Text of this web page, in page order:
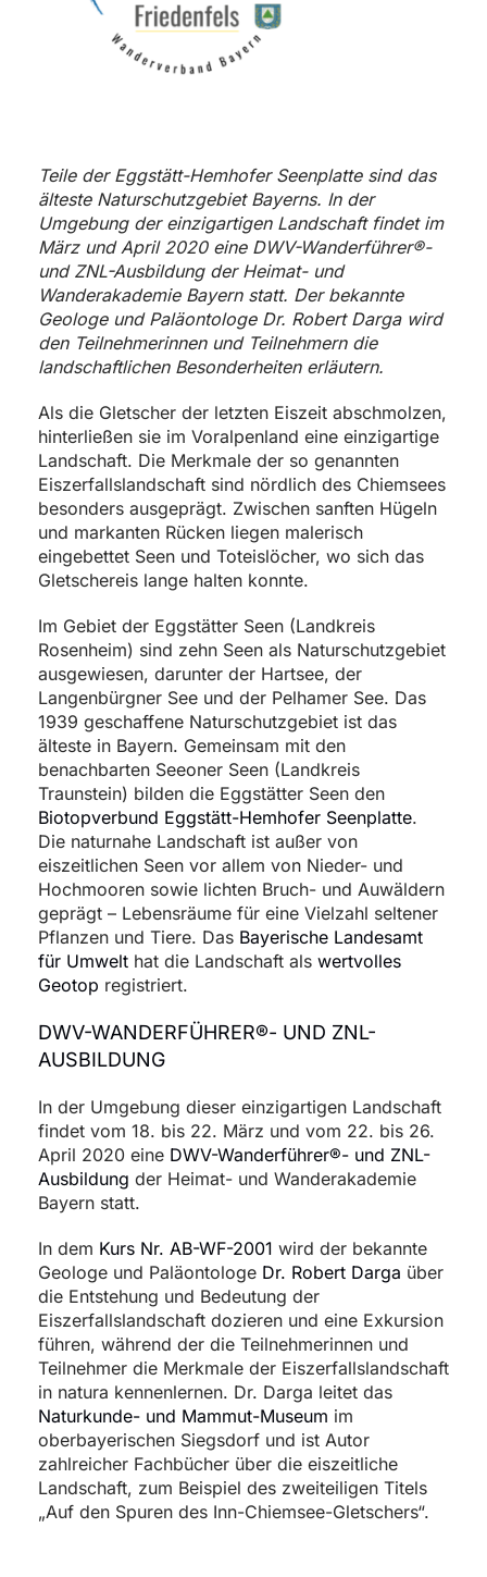
Teile der Eggstätt-Hemhofer Seenplatte sind das
älteste Naturschutzgebiet Bayerns. In der
Umgebung der einzigartigen Landschaft findet im
März und April 2020 eine DWV-Wanderführer®-
und ZNL-Ausbildung der Heimat- und
Wanderakademie Bayern statt. Der bekannte
Geologe und Paläontologe Dr. Robert Darga wird
den Teilnehmerinnen und Teilnehmern die
landschaftlichen Besonderheiten erläutern.
Als die Gletscher der letzten Eiszeit abschmolzen,
hinterließen sie im Voralpenland eine einzigartige
Landschaft. Die Merkmale der so genannten
Eiszerfallslandschaft sind nördlich des Chiemsees
besonders ausgeprägt. Zwischen sanften Hügeln
und markanten Rücken liegen malerisch
eingebettet Seen und Toteislöcher, wo sich das
Gletschereis lange halten konnte.
Im Gebiet der Eggstätter Seen (Landkreis
Rosenheim) sind zehn Seen als Naturschutzgebiet
ausgewiesen, darunter der Hartsee, der
Langenbürgner See und der Pelhamer See. Das
1939 geschaffene Naturschutzgebiet ist das
älteste in Bayern. Gemeinsam mit den
benachbarten Seeoner Seen (Landkreis
Traunstein) bilden die Eggstätter Seen den
Biotopverbund Eggstätt-Hemhofer Seenplatte.
Die naturnahe Landschaft ist außer von
eiszeitlichen Seen vor allem von Nieder- und
Hochmooren sowie lichten Bruch- und Auwäldern
geprägt – Lebensräume für eine Vielzahl seltener
Pflanzen und Tiere. Das Bayerische Landesamt
für Umwelt hat die Landschaft als wertvolles
Geotop registriert.
DWV-WANDERFÜHRER®- UND ZNL-
AUSBILDUNG
In der Umgebung dieser einzigartigen Landschaft
findet vom 18. bis 22. März und vom 22. bis 26.
April 2020 eine DWV-Wanderführer®- und ZNL-
Ausbildung der Heimat- und Wanderakademie
Bayern statt.
In dem Kurs Nr. AB-WF-2001 wird der bekannte
Geologe und Paläontologe Dr. Robert Darga über
die Entstehung und Bedeutung der
Eiszerfallslandschaft dozieren und eine Exkursion
führen, während der die Teilnehmerinnen und
Teilnehmer die Merkmale der Eiszerfallslandschaft
in natura kennenlernen. Dr. Darga leitet das
Naturkunde- und Mammut-Museum im
oberbayerischen Siegsdorf und ist Autor
zahlreicher Fachbücher über die eiszeitliche
Landschaft, zum Beispiel des zweiteiligen Titels
„Auf den Spuren des Inn-Chiemsee-Gletschers“.